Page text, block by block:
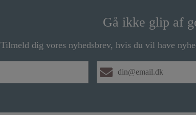
Gå ikke glip af
Tilmeld dig vores nyhedsbrev, hvis du vil have